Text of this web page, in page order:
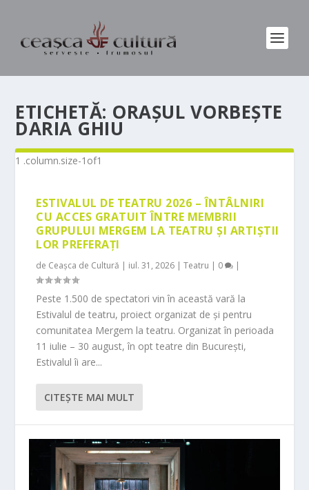
ETICHETĂ: ORAȘUL VORBEȘTE
DARIA GHIU
ESTIVALUL DE TEATRU 2026 – ÎNTÂLNIRI
CU ACCES GRATUIT ÎNTRE MEMBRII
GRUPULUI MERGEM LA TEATRU ȘI ARTIȘTII
LOR PREFERAȚI
de Ceașca de Cultură | iul. 31, 2026 |Teatru | 0 |
Peste 1.500 de spectatori vin în această vară la
Estivalul de teatru, proiect organizat de și pentru
comunitatea Mergem la teatru. Organizat în perioada
11 iulie – 30 august, în opt teatre din București,
Estivalul îi are...
CITEŞTE MAI MULT